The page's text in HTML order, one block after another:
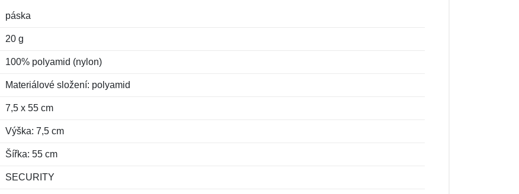
páska
20 g
100% polyamid (nylon)
Materiálové složení: polyamid
7,5 x 55 cm
Výška: 7,5 cm
Šířka: 55 cm
SECURITY